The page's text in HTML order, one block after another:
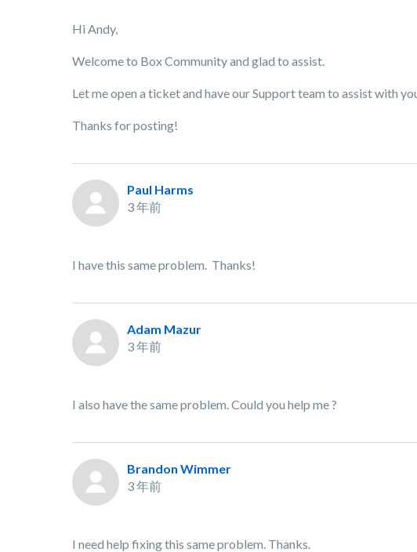
Hi Andy,
Welcome to Box Community and glad to assist.
Let me open a ticket and have our Support team to assist with
Thanks for posting!
Paul Harms
3 年前
I have this same problem. Thanks!
Adam Mazur
3 年前
I also have the same problem. Could you help me ?
Brandon Wimmer
3 年前
I need help fixing this same problem. Thanks.